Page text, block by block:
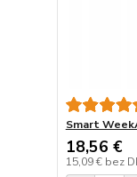
Smart
18,56 €
15,09 € bez